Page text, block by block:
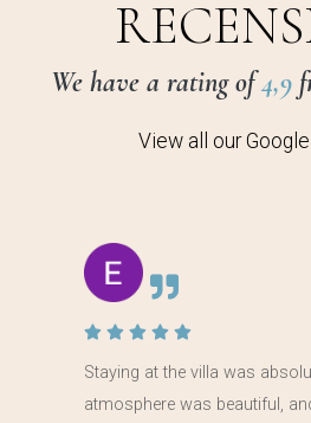
We have a rating of4,9
View all our
Staying at the villa was
atmosphere was beautiful,